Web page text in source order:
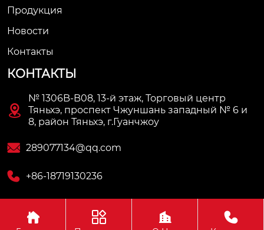
Продукция
Новости
Контакты
КОНТАКТЫ

№ 1306B-B08, 13-й этаж, Торговый центр
Тяньхэ, проспект Чжуншань западный № 6 и
8, район Тяньхэ, г.Гуанчжоу
 289077134@qq.com
 +86-18719130236
Авторское право© ООО Гуанчжоу Авэй Автозапчасти
   